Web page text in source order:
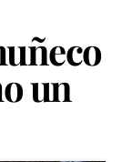
un